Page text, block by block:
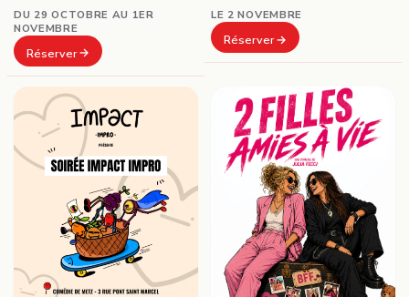
DU 29 OCTOBRE AU 1ER
NOVEMBRE
Réserver
LE 2 NOVEMBRE
Réserver